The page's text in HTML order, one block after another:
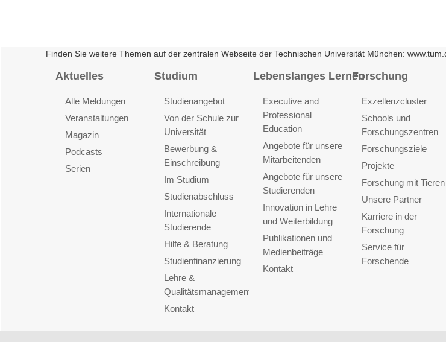
Finden Sie weitere Themen auf der zentralen Webseite der Technischen Universität München:
Aktuelles
Alle Meldungen
Veranstaltungen
Magazin
Podcasts
Serien
Studium
Studienangebot
Von der Schule zur
Universität
Bewerbung &
Einschreibung
Im Studium
Studienabschluss
Internationale
Studierende
Hilfe & Beratung
Studienfinanzierung
Lehre &
Qualitätsmanagement
Kontakt
Lebenslanges Lernen
Executive and
Professional
Education
Angebote für unsere
Mitarbeitenden
Angebote für unsere
Studierenden
Innovation in Lehre
und Weiterbildung
Publikationen und
Medienbeiträge
Kontakt
Forschung
Exzellenzcluster
Schools und
Forschungszentren
Forschungsziele
Projekte
Forschung mit Tieren
Unsere Partner
Karriere in der
Forschung
Service für
Forschende